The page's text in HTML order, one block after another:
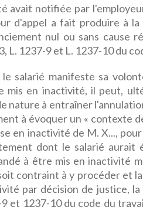
avait notifiée par
d'appel a fait produire à
nul ou sans cause
L. 1237-9 et L. 1237-10 du
le salarié manifeste sa
mis en inactivité, il peut,
nature à entraîner
à évoquer un « contexte
en inactivité de M. X...,
dont le salarié aurait
à être mis en inactivité
contraint à y procéder et
par décision de justice,
et 1237-10 du code du